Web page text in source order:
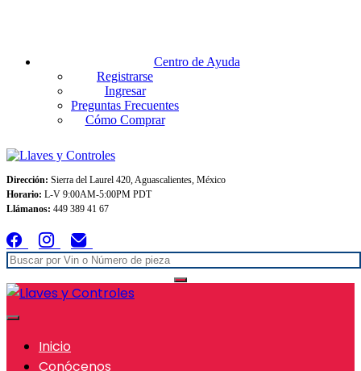
Centro de Ayuda
Registrarse
Ingresar
Preguntas Frecuentes
Cómo Comprar
Dirección: Sierra del Laurel 420, Aguascalientes, México
Horario: L-V 9:00AM-5:00PM PDT
Llámanos: 449 389 41 67
Inicio
Conócenos